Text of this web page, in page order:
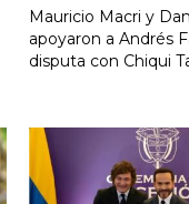
Mauricio Macri y
apoyaron a Andrés
disputa con Chiqui